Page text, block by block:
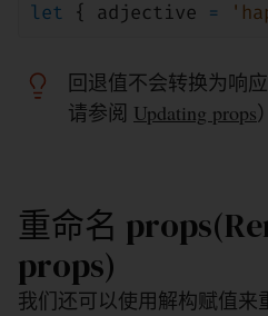
let { adjective =
回退值不会转换为响
请参阅 Updating props）
重命名
props)
我们还可以使用解构赋值来